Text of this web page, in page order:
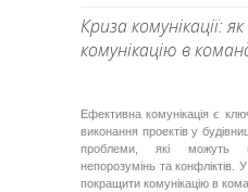
Криза комунікації:
комунікацію в
Ефективна комунікація є
виконання проектів у
проблеми, які можуть
непорозумінь та конфліктів.
покращити комунікацію в